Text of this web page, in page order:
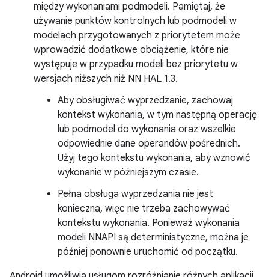
między wykonaniami podmodeli. Pamiętaj, że
używanie punktów kontrolnych lub podmodeli w
modelach przygotowanych z priorytetem może
wprowadzić dodatkowe obciążenie, które nie
występuje w przypadku modeli bez priorytetu w
wersjach niższych niż NN HAL 1.3.
Aby obsługiwać wyprzedzanie, zachowaj
kontekst wykonania, w tym następną operację
lub podmodel do wykonania oraz wszelkie
odpowiednie dane operandów pośrednich.
Użyj tego kontekstu wykonania, aby wznowić
wykonanie w późniejszym czasie.
Pełna obsługa wyprzedzania nie jest
konieczna, więc nie trzeba zachowywać
kontekstu wykonania. Ponieważ wykonania
modeli NNAPI są deterministyczne, można je
później ponownie uruchomić od początku.